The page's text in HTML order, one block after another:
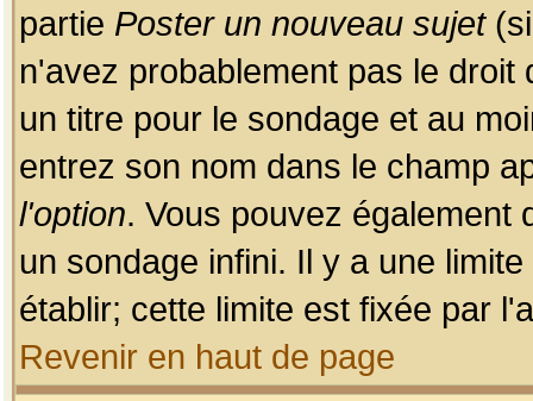
partie Poster un nouveau sujet(si
n'avez probablement pas le
un titre pour le sondage et au
entrez son nom dans le champ
l'option. Vous pouvez également
un sondage infini. Il y a une
établir; cette limite est fixée par
Revenir en haut de page